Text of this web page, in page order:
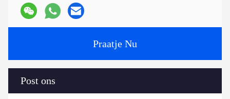
Praatje Nu
Post ons